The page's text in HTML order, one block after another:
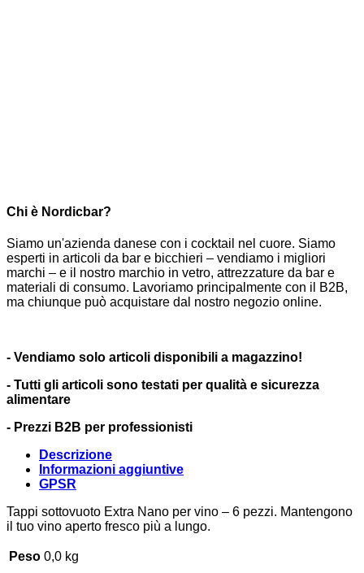
Chi è Nordicbar?
Siamo un'azienda danese con i cocktail nel cuore. Siamo
esperti in articoli da bar e bicchieri – vendiamo i migliori
marchi – e il nostro marchio in vetro, attrezzature da bar e
materiali di consumo. Lavoriamo principalmente con il B2B,
ma chiunque può acquistare dal nostro negozio online.
- Vendiamo solo articoli disponibili a magazzino!
- Tutti gli articoli sono testati per qualità e sicurezza
alimentare
- Prezzi B2B per professionisti
Descrizione
Informazioni aggiuntive
GPSR
Tappi sottovuoto Extra Nano per vino – 6 pezzi. Mantengono
il tuo vino aperto fresco più a lungo.
Peso 0,0 kg